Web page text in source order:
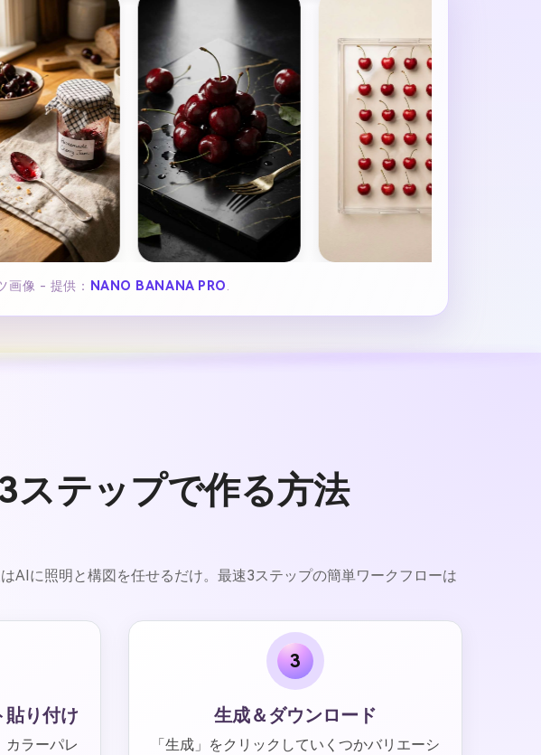
画像 - 提供： NANO BANANA PRO
ステップで作る方法
AIに照明と構図を任せるだけ。最速3ステップの簡単ワークフローは
貼り付け
カラーパレ
3
生成＆ダウンロード
「生成」をクリックしていくつかバリエーシ